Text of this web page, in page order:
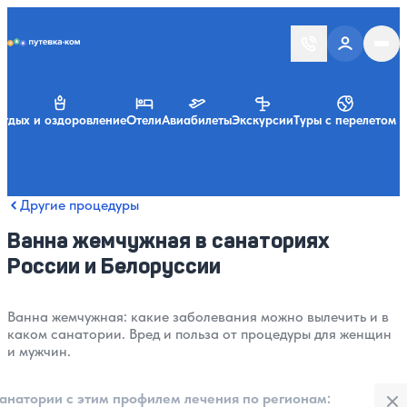
и оздоровлениеОтелиАвиабилетыЭкскурсииТуры с перелетом
Другие процедуры
Ванна жемчужная в санаториях
России и Белоруссии
Ванна жемчужная: какие заболевания можно вылечить и в
каком санатории. Вред и польза от процедуры для женщин
и мужчин.
с этим профилем лечения по регионам: